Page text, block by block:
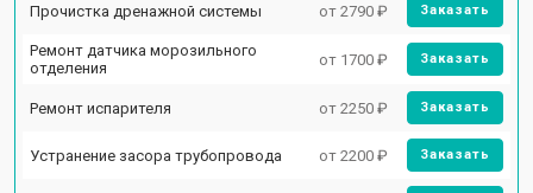
Прочистка дренажной системы от 2790 ₽ Заказать
Ремонт датчика морозильного
отделения
от 1700 ₽ Заказать
Ремонт испарителя от 2250 ₽ Заказать
Устранение засора трубопровода от 2200 ₽ Заказать